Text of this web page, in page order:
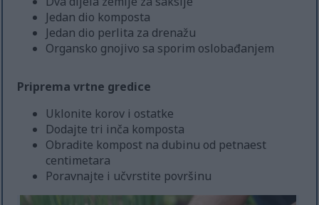
Jedan dio komposta
Jedan dio perlita za drenažu
Organsko gnojivo sa sporim oslobađanjem
Priprema vrtne gredice
Uklonite korov i ostatke
Dodajte tri inča komposta
Obradite kompost na dubinu od petnaest
centimetara
Poravnajte i učvrstite površinu